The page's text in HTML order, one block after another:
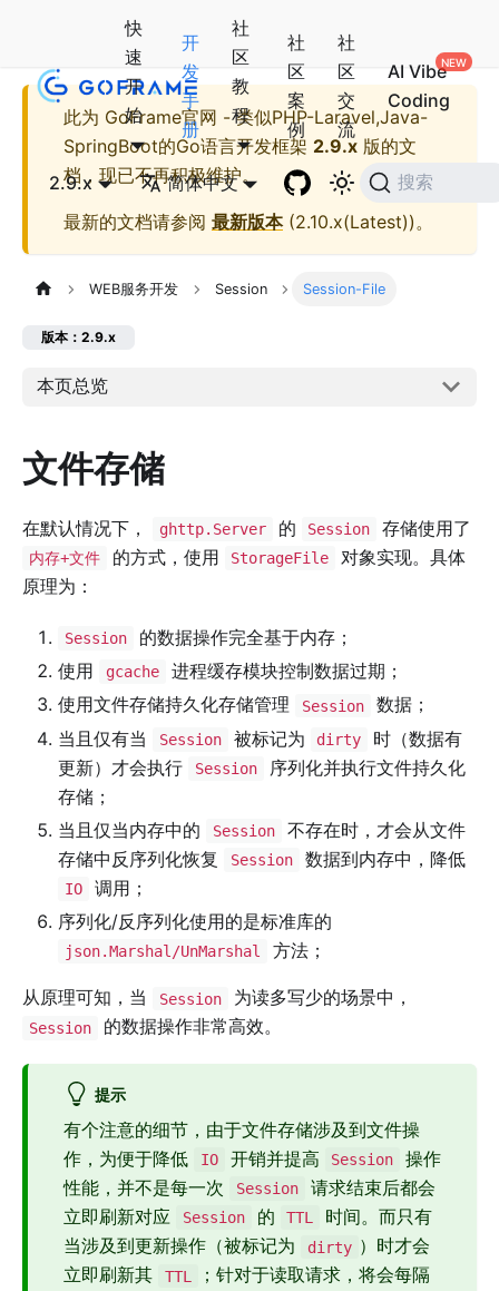
快
速
开
始
开
发
手
册
社
区
教
程
社
区
案
例
社
区
交
流
AI Vibe
Coding
2.9.x 简体中文 搜索
此为 GoFrame官网 - 类似PHP-Laravel,Java-
SpringBoot的Go语言开发框架 2.9.x 版的文
档，现已不再积极维护。
最新的文档请参阅 最新版本(2.10.x(Latest))。
WEB服务开发 Session Session-File
版本：2.9.x
本页总览
文件存储
在默认情况下， ghttp.Server 的 Session 存储使用了
内存+文件 的方式，使用 StorageFile
对象实现。具体
原理为：
Session
的数据操作完全基于内存；
使用
gcache
进程缓存模块控制数据过期；
使用文件存储持久化存储管理
Session
数据；
当且仅有当
Session 被标记为 dirty
时（数据有
更新）才会执行
Session
序列化并执行文件持久化
存储；
当且仅当内存中的
Session
不存在时，才会从文件
存储中反序列化恢复
Session 数据到内存中，降低
IO
调用；
序列化/反序列化使用的是标准库的
json.Marshal/UnMarshal 方法；
从原理可知，当 Session 为读多写少的场景中，
Session 的数据操作非常高效。
提示
有个注意的细节，由于文件存储涉及到文件操
作，为便于降低
IO 开销并提高 Session
操作
性能，并不是每一次
Session
请求结束后都会
立即刷新对应
Session 的 TTL
时间。而只有
当涉及到更新操作（被标记为
dirty ）时才会
立即刷新其
TTL ；针对于读取请求，将会每隔